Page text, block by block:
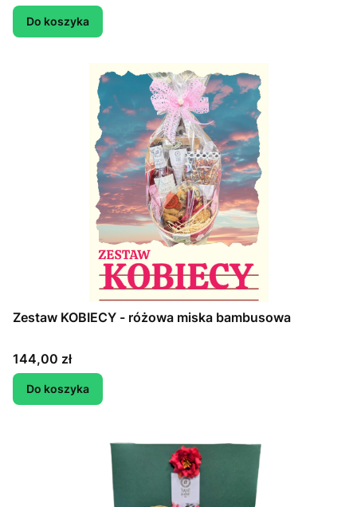
Do koszyka
Zestaw KOBIECY - różowa miska bambusowa
Cena
144,00 zł
Do koszyka